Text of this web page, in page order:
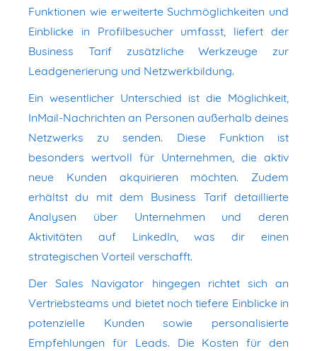
Funktionen wie erweiterte Suchmöglichkeiten und
Einblicke in Profilbesucher umfasst, liefert der
Business Tarif zusätzliche Werkzeuge zur
Leadgenerierung und Netzwerkbildung.
Ein wesentlicher Unterschied ist die Möglichkeit,
InMail-Nachrichten an Personen außerhalb deines
Netzwerks zu senden. Diese Funktion ist
besonders wertvoll für Unternehmen, die aktiv
neue Kunden akquirieren möchten. Zudem
erhältst du mit dem Business Tarif detaillierte
Analysen über Unternehmen und deren
Aktivitäten auf LinkedIn, was dir einen
strategischen Vorteil verschafft.
Der Sales Navigator hingegen richtet sich an
Vertriebsteams und bietet noch tiefere Einblicke in
potenzielle Kunden sowie personalisierte
Empfehlungen für Leads. Die Kosten für den